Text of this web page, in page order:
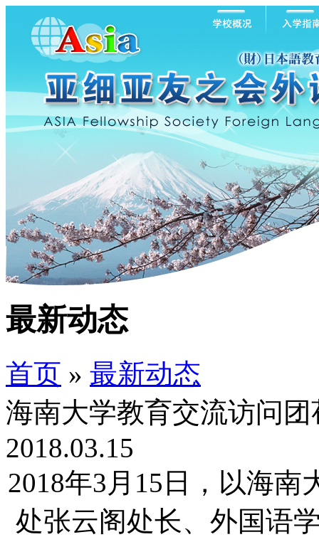
最新动态
首页 » 最新动态
海南大学教育交流访问
2018.03.15
2018年3月15日，以海
处张云阁处长、外国语